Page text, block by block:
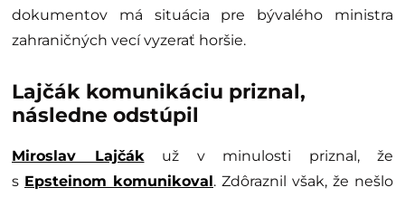
dokumentov má situácia pre bývalého ministra
zahraničných vecí vyzerať horšie.
Lajčák komunikáciu priznal,
následne odstúpil
Miroslav Lajčákuž v minulosti priznal, že
s Epsteinom komunikoval. Zdôraznil však, že nešlo